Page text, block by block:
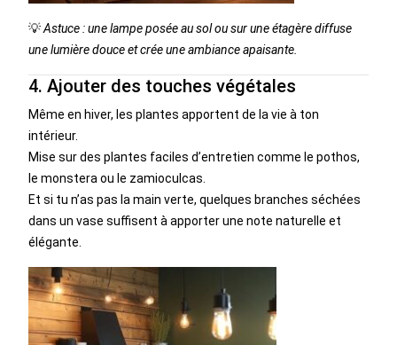
💡Astuce : une lampe posée au sol ou sur une étagère diffuse
une lumière douce et crée une ambiance apaisante.
4. Ajouter des touches végétales
Même en hiver, les plantes apportent de la vie à ton
intérieur.
Mise sur des plantes faciles d’entretien comme le pothos,
le monstera ou le zamioculcas.
Et si tu n’as pas la main verte, quelques branches séchées
dans un vase suffisent à apporter une note naturelle et
élégante.